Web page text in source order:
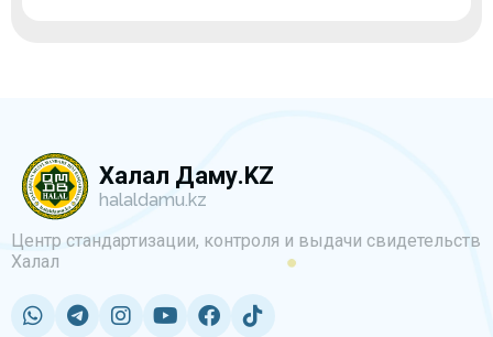
Халал Даму.KZ
halaldamu.kz
Центр стандартизации, контроля и выдачи свидетельств
Халал